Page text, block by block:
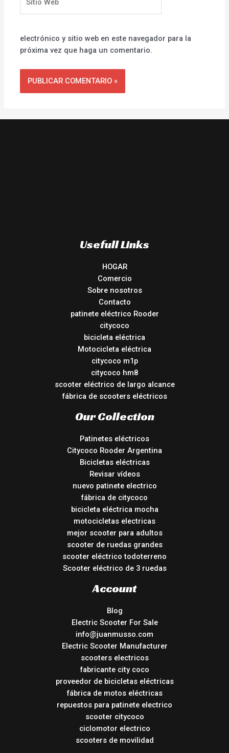
Web
electrónico y sitio web en este navegador para la
próxima vez que haga un comentario.
Usefull Links
HOGAR
Comercio
Sobre nosotros
Contacto
patinete eléctrico Rooder
citycoco
bicicleta eléctrica
Motocicleta eléctrica
citycoco m1p
citycoco hm8
scooter eléctrico de largo alcance
fábrica de scooters eléctricos
Our Collection
Patinetes eléctricos
Citycoco Rooder Argentina
Bicicletas eléctricas
Revisar vídeos
nuevo patinete electrico
fábrica de citycoco
bicicleta eléctrica mocha
motocicletas electricas
mejor scooter para adultos
scooter de ruedas grandes
scooter eléctrico todoterreno
Scooter eléctrico de 3 ruedas
Account
Blog
Electric Scooter For Sale
info@juanmusso.com
Electric Scooter Manufacturer
scooters electricos
fabricante city coco
proveedor de bicicletas eléctricas
fábrica de motos eléctricas
repuestos para patinete electrico
scooter citycoco
ciclomotor electrico
scooters de movilidad